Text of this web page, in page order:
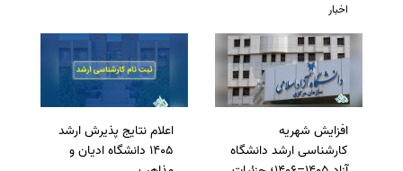
اخبار
افزایش شهریه
کارشناسی ارشد دانشگاه
اعلام نتایج پذیرش ارشد
1405 دانشگاه ادیان و